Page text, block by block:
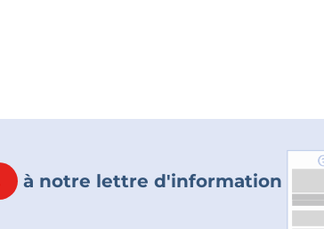
à notre lettre d'information